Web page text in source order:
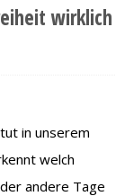
wirklich
in unserem
welch
andere Tage